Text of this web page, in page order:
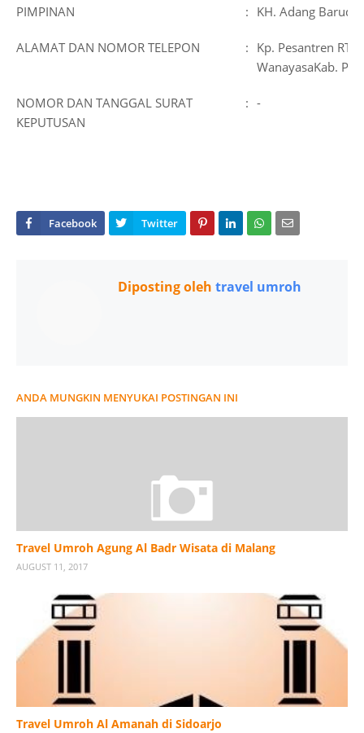
PIMPINAN : KH. Adang Barudin
ALAMAT DAN NOMOR TELEPON : Kp. Pesantren
WanayasaKab.
NOMOR DAN TANGGAL SURAT
KEPUTUSAN
: -
Diposting oleh travel umroh
ANDA MUNGKIN MENYUKAI POSTINGAN INI
Travel Umroh Agung Al Badr Wisata di Malang
AUGUST 11, 2017
Travel Umroh Al Amanah di Sidoarjo